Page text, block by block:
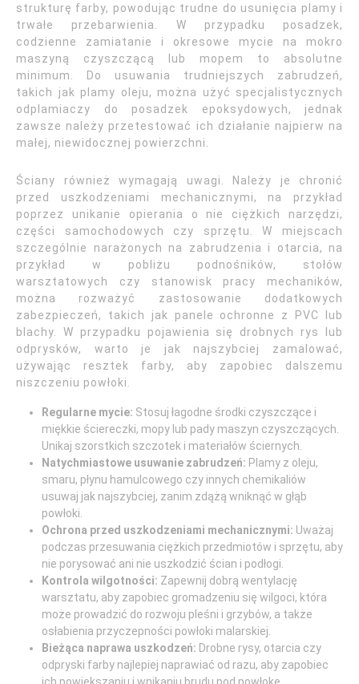
strukturę farby, powodując trudne do usunięcia plamy i
trwałe przebarwienia. W przypadku posadzek,
codzienne zamiatanie i okresowe mycie na mokro
maszyną czyszczącą lub mopem to absolutne
minimum. Do usuwania trudniejszych zabrudzeń,
takich jak plamy oleju, można użyć specjalistycznych
odplamiaczy do posadzek epoksydowych, jednak
zawsze należy przetestować ich działanie najpierw na
małej, niewidocznej powierzchni.
Ściany również wymagają uwagi. Należy je chronić
przed uszkodzeniami mechanicznymi, na przykład
poprzez unikanie opierania o nie ciężkich narzędzi,
części samochodowych czy sprzętu. W miejscach
szczególnie narażonych na zabrudzenia i otarcia, na
przykład w pobliżu podnośników, stołów
warsztatowych czy stanowisk pracy mechaników,
można rozważyć zastosowanie dodatkowych
zabezpieczeń, takich jak panele ochronne z PVC lub
blachy. W przypadku pojawienia się drobnych rys lub
odprysków, warto je jak najszybciej zamalować,
używając resztek farby, aby zapobiec dalszemu
niszczeniu powłoki.
Regularne mycie: Stosuj łagodne środki czyszczące i
miękkie ściereczki, mopy lub pady maszyn czyszczących.
Unikaj szorstkich szczotek i materiałów ściernych.
Natychmiastowe usuwanie zabrudzeń: Plamy z oleju,
smaru, płynu hamulcowego czy innych chemikaliów
usuwaj jak najszybciej, zanim zdążą wniknąć w głąb
powłoki.
Ochrona przed uszkodzeniami mechanicznymi: Uważaj
podczas przesuwania ciężkich przedmiotów i sprzętu, aby
nie porysować ani nie uszkodzić ścian i podłogi.
Kontrola wilgotności: Zapewnij dobrą wentylację
warsztatu, aby zapobiec gromadzeniu się wilgoci, która
może prowadzić do rozwoju pleśni i grzybów, a także
osłabienia przyczepności powłoki malarskiej.
Bieżąca naprawa uszkodzeń: Drobne rysy, otarcia czy
odpryski farby najlepiej naprawiać od razu, aby zapobiec